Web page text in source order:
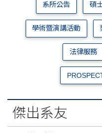
系所公告 碩
學術暨演講活動
法律服務
傑出系友